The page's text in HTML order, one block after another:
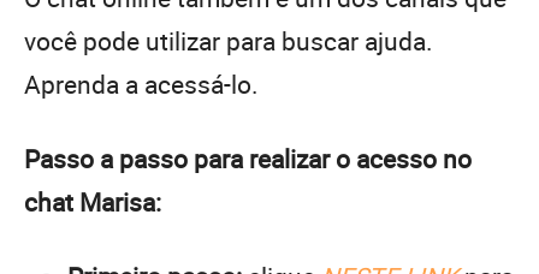
você pode utilizar para buscar ajuda.
Aprenda a acessá-lo.
Passo a passo para realizar o acesso no
chat Marisa: